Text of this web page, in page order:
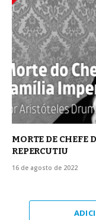
MORTE DE
REPERCUTIU
16 de agosto de 2022